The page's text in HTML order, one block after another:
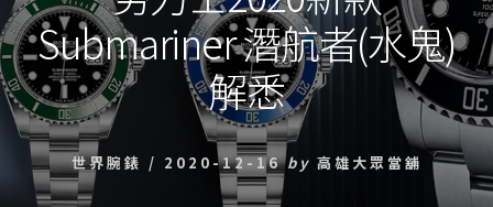
Submariner 潛航者(水鬼)
解悉
世界腕錶 / 2020-12-16 by 高雄大眾當舖